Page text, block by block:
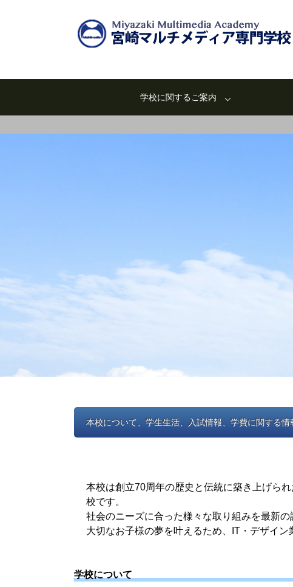
学校に関するご案内
本校について、学生生活、入試情報、学費に関する情
本校は創立70周年の歴史と伝統に築き上げら
校です。
社会のニーズに合った様々な取り組みを最新
大切なお子様の夢を叶えるため、IT・デザイン
学校について